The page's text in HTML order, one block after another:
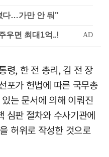
다…가만 안 둬"
령, 한 전 총리, 김 전 장
포가 헌법에 따른 국무총
는 문서에 의해 이뤄진
심판 절차와 수사기관에
허위로 작성한 것으로